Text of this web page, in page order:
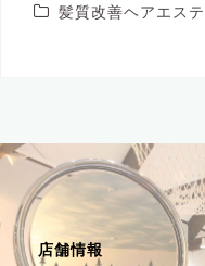
髪質改善ヘアエステ
店舗情報